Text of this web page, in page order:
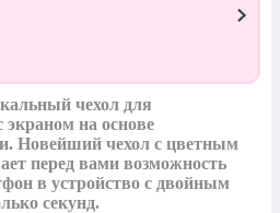
чехол для
экраном на основе
Новейший чехол с цветным
перед вами возможность
в устройство с двойным
секунд.